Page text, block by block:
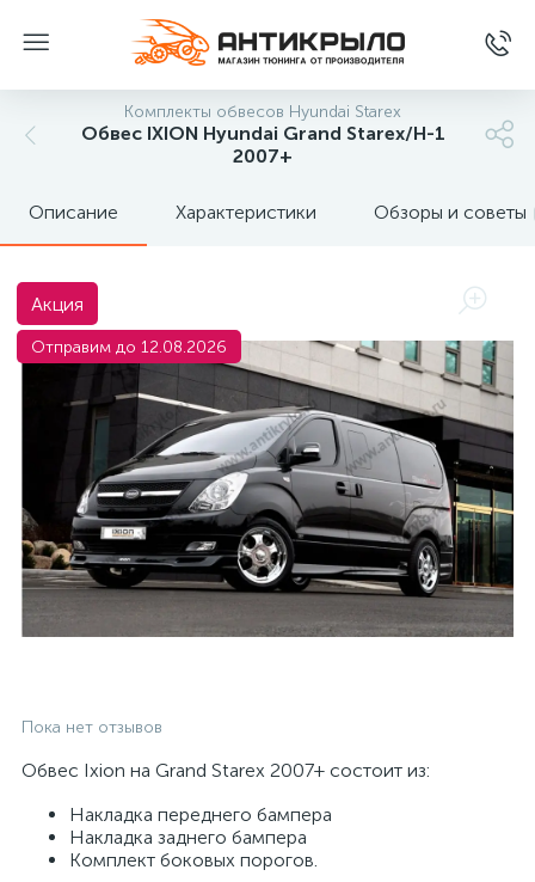
Комплекты обвесов Hyundai Starex
Обвес IXION Hyundai Grand Starex/H-1
2007+
Описание Характеристики Обзоры и советы
Акция
Отправим до 12.08.2026
Пока нет отзывов
Обвес Ixion на Grand Starex 2007+ состоит из:
Накладка переднего бампера
Накладка заднего бампера
Комплект боковых порогов.